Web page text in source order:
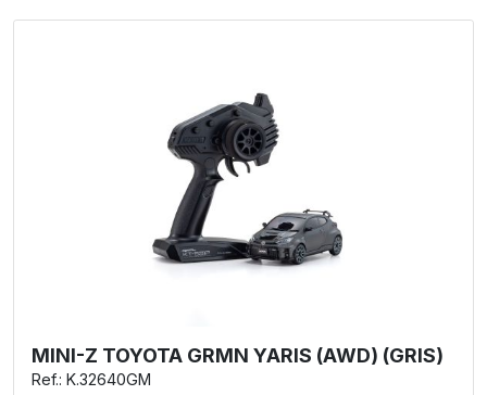
MINI-Z TOYOTA GRMN YARIS (AWD) (GRIS)
Ref.: K.32640GM